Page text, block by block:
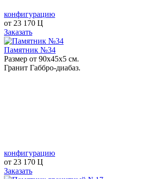
конфигурацию
от 23 170 Ц
Заказать
Памятник №34
Размер от 90х45х5 см.
Гранит Габбро-диабаз.
конфигурацию
от 23 170 Ц
Заказать